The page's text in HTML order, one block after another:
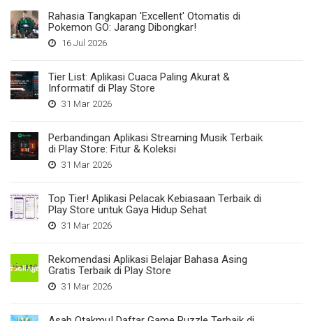
Rahasia Tangkapan 'Excellent' Otomatis di
Pokemon GO: Jarang Dibongkar!
16 Jul 2026
Tier List: Aplikasi Cuaca Paling Akurat &
Informatif di Play Store
31 Mar 2026
Perbandingan Aplikasi Streaming Musik Terbaik
di Play Store: Fitur & Koleksi
31 Mar 2026
Top Tier! Aplikasi Pelacak Kebiasaan Terbaik di
Play Store untuk Gaya Hidup Sehat
31 Mar 2026
Rekomendasi Aplikasi Belajar Bahasa Asing
Gratis Terbaik di Play Store
31 Mar 2026